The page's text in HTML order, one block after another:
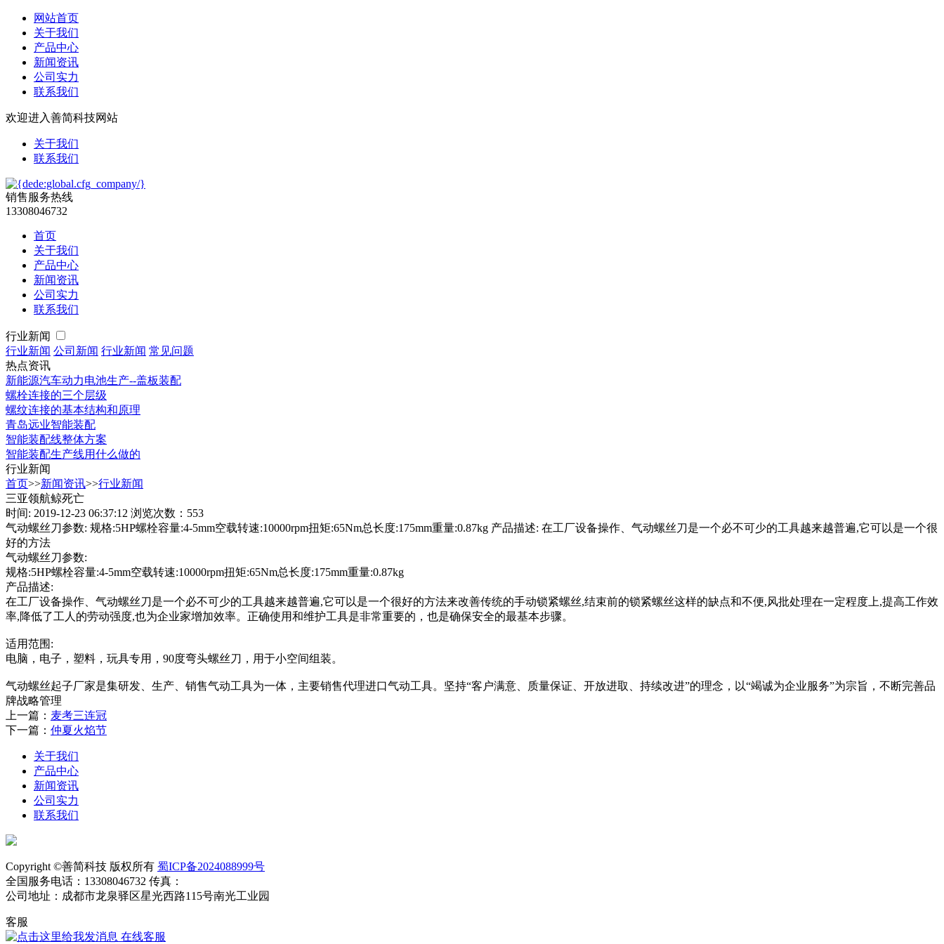
网站首页
关于我们
产品中心
新闻资讯
公司实力
联系我们
欢迎进入善简科技网站
关于我们
联系我们
销售服务热线
13308046732
首页
关于我们
产品中心
新闻资讯
公司实力
联系我们
行业新闻
行业新闻 公司新闻 行业新闻 常见问题
热点资讯
新能源汽车动力电池生产--盖板装配
螺栓连接的三个层级
螺纹连接的基本结构和原理
青岛远业智能装配
智能装配线整体方案
智能装配生产线用什么做的
行业新闻
首页>>新闻资讯>>行业新闻
三亚领航鲸死亡
时间: 2019-12-23 06:37:12 浏览次数：553
气动螺丝刀参数: 规格:5HP螺栓容量:4-5mm空载转速:10000rpm扭矩:65Nm总长度:175mm重量:0.87kg 产品描述: 在工厂设备操作、气动螺丝刀是一个必不可少的工具越来越普遍,它可以是一个很
好的方法
气动螺丝刀参数:
规格:5HP螺栓容量:4-5mm空载转速:10000rpm扭矩:65Nm总长度:175mm重量:0.87kg
产品描述:
在工厂设备操作、气动螺丝刀是一个必不可少的工具越来越普遍,它可以是一个很好的方法来改善传统的手动锁紧螺丝,结束前的锁紧螺丝这样的缺点和不便,风批处理在一定程度上,提高工作效
率,降低了工人的劳动强度,也为企业家增加效率。正确使用和维护工具是非常重要的，也是确保安全的最基本步骤。
适用范围:
电脑，电子，塑料，玩具专用，90度弯头螺丝刀，用于小空间组装。
气动螺丝起子厂家是集研发、生产、销售气动工具为一体，主要销售代理进口气动工具。坚持“客户满意、质量保证、开放进取、持续改进”的理念，以“竭诚为企业服务”为宗旨，不断完善品
牌战略管理
上一篇： 麦考三连冠
下一篇： 仲夏火焰节
关于我们
产品中心
新闻资讯
公司实力
联系我们
Copyright ©善简科技 版权所有 蜀ICP备2024088999号
全国服务电话：13308046732 传真：
公司地址：成都市龙泉驿区星光西路115号南光工业园
客服
在线客服